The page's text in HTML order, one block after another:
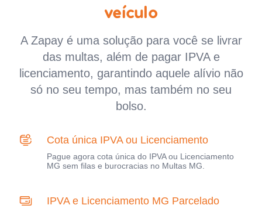
veículo
A Zapay é uma solução para você se livrar
das multas, além de pagar IPVA e
licenciamento, garantindo aquele alívio não
só no seu tempo, mas também no seu
bolso.
Cota única IPVA ou Licenciamento
Pague agora cota única do IPVA ou Licenciamento
MG sem filas e burocracias no Multas MG.
IPVA e Licenciamento MG Parcelado